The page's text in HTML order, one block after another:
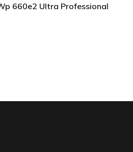
660e2 Ultra Professional